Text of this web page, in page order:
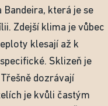
Bandeira, která je se
Zdejší klima je vůbec
klesají až k
Sklizeň je
dozrávají
je kvůli častým